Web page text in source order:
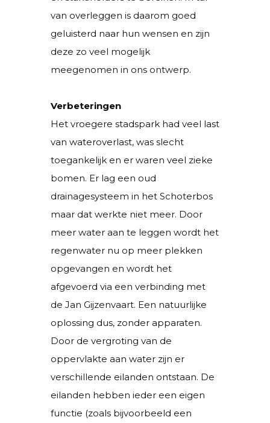
van overleggen is daarom goed
geluisterd naar hun wensen en zijn
deze zo veel mogelijk
meegenomen in ons ontwerp.
Verbeteringen
Het vroegere stadspark had veel last
van wateroverlast, was slecht
toegankelijk en er waren veel zieke
bomen. Er lag een oud
drainagesysteem in het Schoterbos
maar dat werkte niet meer. Door
meer water aan te leggen wordt het
regenwater nu op meer plekken
opgevangen en wordt het
afgevoerd via een verbinding met
de Jan Gijzenvaart. Een natuurlijke
oplossing dus, zonder apparaten.
Door de vergroting van de
oppervlakte aan water zijn er
verschillende eilanden ontstaan. De
eilanden hebben ieder een eigen
functie (zoals bijvoorbeeld een